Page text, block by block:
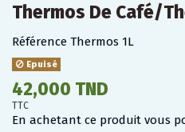
Thermos De Café/
Référence Thermos 1L
Epuisé
42,000 TND
TTC
En achetant ce produit vous